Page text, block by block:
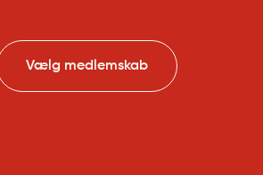
Vælg medlemskab